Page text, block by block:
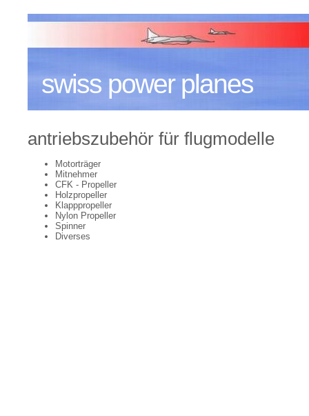
swiss power planes
antriebszubehör für flugmodelle
Motorträger
Mitnehmer
CFK - Propeller
Holzpropeller
Klapppropeller
Nylon Propeller
Spinner
Diverses